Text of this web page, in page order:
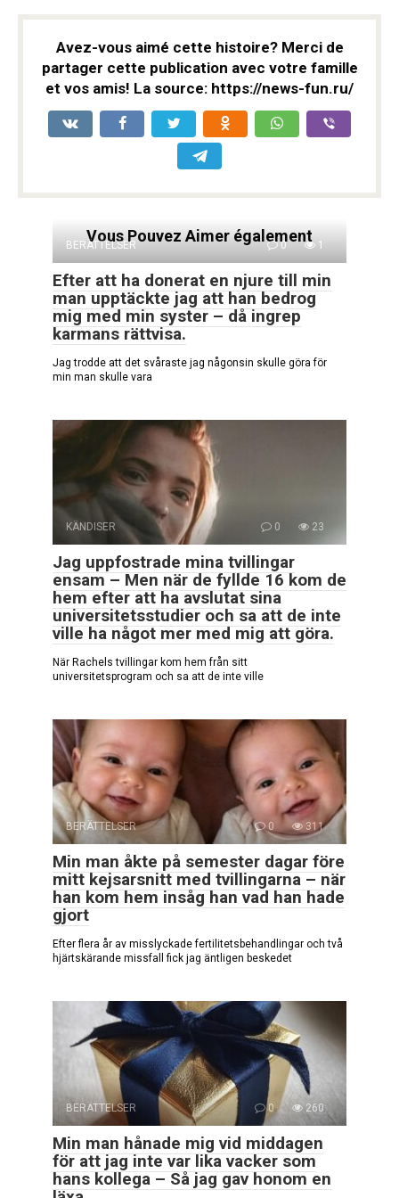
Avez-vous aimé cette histoire? Merci de
partager cette publication avec votre famille
et vos amis! La source: https://news-fun.ru/
Vous Pouvez Aimer également
BERÄTTELSER 0 1
Efter att ha donerat en njure till min
man upptäckte jag att han bedrog
mig med min syster – då ingrep
karmans rättvisa.
Jag trodde att det svåraste jag någonsin skulle göra för
min man skulle vara
KÄNDISER 0 23
Jag uppfostrade mina tvillingar
ensam – Men när de fyllde 16 kom de
hem efter att ha avslutat sina
universitetsstudier och sa att de inte
ville ha något mer med mig att göra.
När Rachels tvillingar kom hem från sitt
universitetsprogram och sa att de inte ville
BERÄTTELSER 0 311
Min man åkte på semester dagar före
mitt kejsarsnitt med tvillingarna – när
han kom hem insåg han vad han hade
gjort
Efter flera år av misslyckade fertilitetsbehandlingar och två
hjärtskärande missfall fick jag äntligen beskedet
BERÄTTELSER 0 260
Min man hånade mig vid middagen
för att jag inte var lika vacker som
hans kollega – Så jag gav honom en